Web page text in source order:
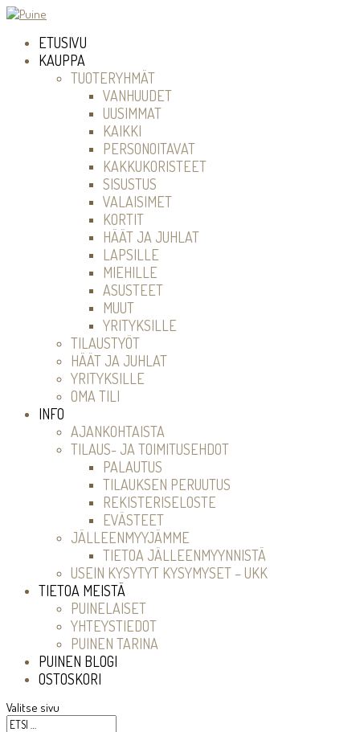
ETUSIVU
KAUPPA
TUOTERYHMÄT
VANHUUDET
UUSIMMAT
KAIKKI
PERSONOITAVAT
KAKKUKORISTEET
SISUSTUS
VALAISIMET
KORTIT
HÄÄT JA JUHLAT
LAPSILLE
MIEHILLE
ASUSTEET
MUUT
YRITYKSILLE
TILAUSTYÖT
HÄÄT JA JUHLAT
YRITYKSILLE
OMA TILI
INFO
AJANKOHTAISTA
TILAUS- JA TOIMITUSEHDOT
PALAUTUS
TILAUKSEN PERUUTUS
REKISTERISELOSTE
EVÄSTEET
JÄLLEENMYYJÄMME
TIETOA JÄLLEENMYYNNISTÄ
USEIN KYSYTYT KYSYMYSET – UKK
TIETOA MEISTÄ
PUINELAISET
YHTEYSTIEDOT
PUINEN TARINA
PUINEN BLOGI
OSTOSKORI
Valitse sivu